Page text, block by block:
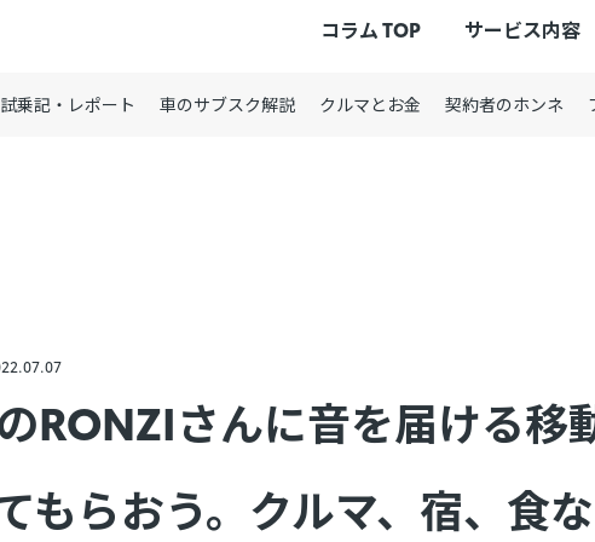
コラム TOP サービス内容
試乗記・レポート 車のサブスク解説 クルマとお金 契約者のホンネ
RONZIさんに音を届ける移
もらおう。クルマ、宿、食